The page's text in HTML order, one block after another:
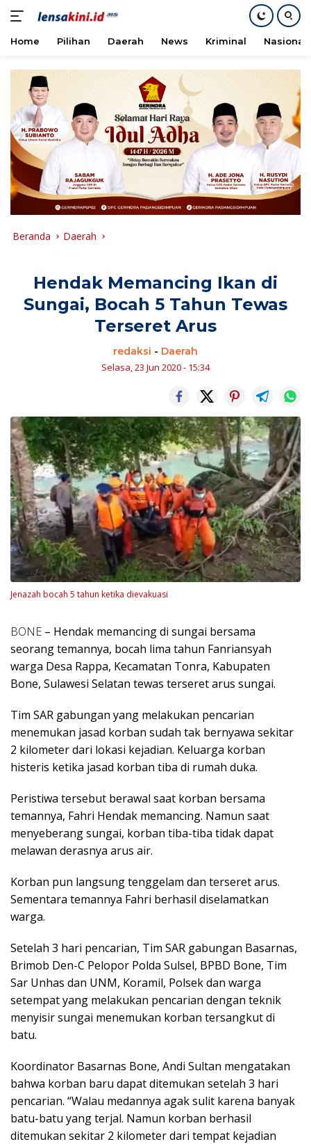
konten
Home Pilihan Daerah News Kriminal Nasional
Beranda Daerah
Hendak Memancing Ikan di
Sungai, Bocah 5 Tahun Tewas
Terseret Arus
redaksi - Daerah
Selasa, 23 Jun 2020 - 15:34
Jenazah bocah 5 tahun ketika dievakuasi
BONE – Hendak memancing di sungai bersama
seorang temannya, bocah lima tahun Fanriansyah
warga Desa Rappa, Kecamatan Tonra, Kabupaten
Bone, Sulawesi Selatan tewas terseret arus sungai.
Tim SAR gabungan yang melakukan pencarian
menemukan jasad korban sudah tak bernyawa sekitar
2 kilometer dari lokasi kejadian. Keluarga korban
histeris ketika jasad korban tiba di rumah duka.
Peristiwa tersebut berawal saat korban bersama
temannya, Fahri Hendak memancing. Namun saat
menyeberang sungai, korban tiba-tiba tidak dapat
melawan derasnya arus air.
Korban pun langsung tenggelam dan terseret arus.
Sementara temannya Fahri berhasil diselamatkan
warga.
Setelah 3 hari pencarian, Tim SAR gabungan Basarnas,
Brimob Den-C Pelopor Polda Sulsel, BPBD Bone, Tim
Sar Unhas dan UNM, Koramil, Polsek dan warga
setempat yang melakukan pencarian dengan teknik
menyisir sungai menemukan korban tersangkut di
batu.
Koordinator Basarnas Bone, Andi Sultan mengatakan
bahwa korban baru dapat ditemukan setelah 3 hari
pencarian. “Walau medannya agak sulit karena banyak
batu-batu yang terjal. Namun korban berhasil
ditemukan sekitar 2 kilometer dari tempat kejadian